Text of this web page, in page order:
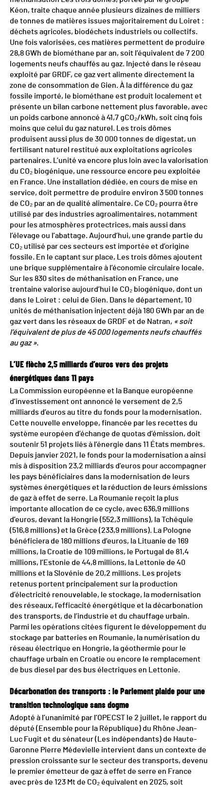
Kéon, traite chaque année plusieurs dizaines de milliers
de tonnes de matières issues majoritairement du Loiret :
déchets agricoles, biodéchets industriels ou collectifs.
Une fois valorisées, ces matières permettent de produire
28,8 GWh de biométhane par an, soit l’équivalent de 7 200
logements neufs chauffés au gaz. Injecté dans le réseau
exploité par GRDF, ce gaz vert alimente directement la
zone de consommation de Gien. À la différence du gaz
fossile importé, le biométhane est produit localement et
présente un bilan carbone nettement plus favorable, avec
un poids carbone annoncé à 41,7 gCO₂/kWh, soit cinq fois
moins que celui du gaz naturel. Les trois dômes
produisent aussi plus de 30 000 tonnes de digestat, un
fertilisant naturel restitué aux exploitations agricoles
partenaires. L’unité va encore plus loin avec la valorisation
du CO₂ biogénique, une ressource encore peu exploitée
en France. Une installation dédiée, en cours de mise en
service, doit permettre de produire environ 3 500 tonnes
de CO₂ par an de qualité alimentaire. Ce CO₂ pourra être
utilisé par des industries agroalimentaires, notamment
pour les atmosphères protectrices, mais aussi dans
l’élevage ou l’abattage. Aujourd’hui, une grande partie du
CO₂ utilisé par ces secteurs est importée et d’origine
fossile. En le captant sur place, Les trois dômes ajoutent
une brique supplémentaire à l’économie circulaire locale.
Sur les 830 sites de méthanisation en France, une
trentaine valorise aujourd’hui le CO₂ biogénique, dont un
dans le Loiret : celui de Gien. Dans le département, 10
unités de méthanisation injectent déjà 180 GWh par an de
gaz vert dans les réseaux de GRDF et de Natran, « soit
l’équivalent de plus de 45 000 logements neufs chauffés
au gaz ».
L’UE flèche 2,5 milliards d’euros vers des projets
énergétiques dans 11 pays
La Commission européenne et la Banque européenne
d’investissement ont annoncé le versement de 2,5
milliards d’euros au titre du fonds pour la modernisation.
Cette nouvelle enveloppe, financée par les recettes du
système européen d’échange de quotas d’émission, doit
soutenir 51 projets liés à l’énergie dans 11 États membres.
Depuis janvier 2021, le fonds pour la modernisation a ainsi
mis à disposition 23,2 milliards d’euros pour accompagner
les pays bénéficiaires dans la modernisation de leurs
systèmes énergétiques et la réduction de leurs émissions
de gaz à effet de serre. La Roumanie reçoit la plus
importante allocation de ce cycle, avec 636,9 millions
d’euros, devant la Hongrie (552,3 millions), la Tchéquie
(516,8 millions) et la Grèce (233,9 millions). La Pologne
bénéficiera de 180 millions d’euros, la Lituanie de 169
millions, la Croatie de 109 millions, le Portugal de 81,4
millions, l’Estonie de 44,8 millions, la Lettonie de 40
millions et la Slovénie de 20,2 millions. Les projets
retenus portent principalement sur la production
d’électricité renouvelable, le stockage, la modernisation
des réseaux, l’efficacité énergétique et la décarbonation
des transports, de l’industrie et du chauffage urbain.
Parmi les opérations citées figurent le développement du
stockage par batteries en Roumanie, la numérisation du
réseau électrique en Hongrie, la géothermie pour le
chauffage urbain en Croatie ou encore le remplacement
de bus diesel par des bus électriques en Lettonie.
Décarbonation des transports : le Parlement plaide pour une
transition technologique sans dogme
Adopté à l’unanimité par l’OPECST le 2 juillet, le rapport du
député (Ensemble pour la République) du Rhône Jean-
Luc Fugit et du sénateur (Les indépendants) de Haute-
Garonne Pierre Médevielle intervient dans un contexte de
pression croissante sur le secteur des transports, devenu
le premier émetteur de gaz à effet de serre en France
avec près de 123 Mt de CO₂ équivalent en 2025, soit